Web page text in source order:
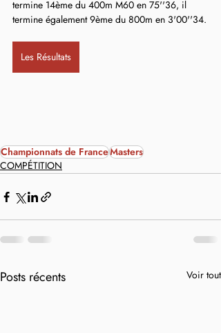
termine 14ème du 400m M60 en 75''36, il
termine également 9ème du 800m en 3'00''34.
Les Résultats
Championnats de FranceMasters
COMPÉTITION
Posts récents Voir tout